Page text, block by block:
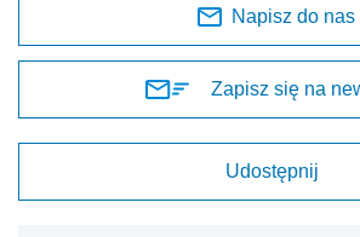
Napisz do nas
Zapisz się na
Udostępnij